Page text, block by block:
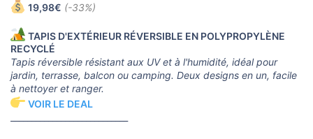
19,98€ (-33%)
TAPIS D'EXTÉRIEUR RÉVERSIBLE EN POLYPROPYLÈNE
RECYCLÉ
Tapis réversible résistant aux UV et à l'humidité, idéal pour
jardin, terrasse, balcon ou camping. Deux designs en un, facile
à nettoyer et ranger.
VOIR LE DEAL